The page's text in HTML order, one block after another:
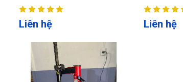
Liên hệ Liên hệ